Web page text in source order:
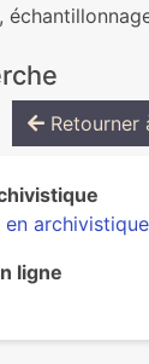
Retourner
en archivistique
ligne